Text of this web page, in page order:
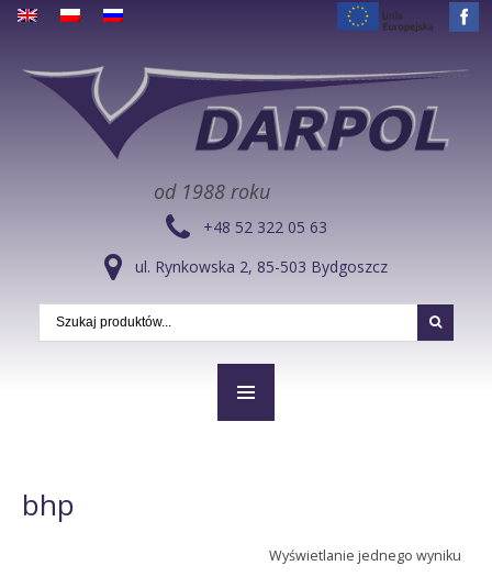
od 1988 roku
+48 52 322 05 63
ul. Rynkowska 2, 85-503 Bydgoszcz
bhp
Wyświetlanie jednego wyniku